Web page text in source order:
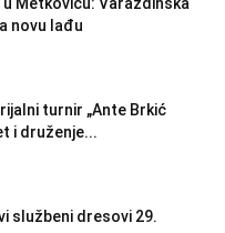
novu lađu
turnir „Ante Brkić
i druženje...
službeni dresovi 29.